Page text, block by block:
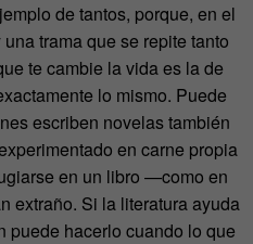
de tantos, porque, en el
trama que se repite tanto
te cambie la vida es la de
lo mismo. Puede
escriben novelas también
en carne propia
en un libro —como en
extraño. Si la literatura ayuda
puede hacerlo cuando lo que